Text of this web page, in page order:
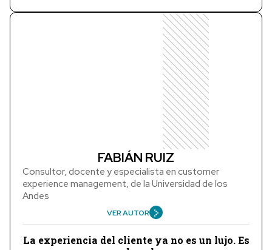
FABIÁN RUIZ
Consultor, docente y especialista en customer
experience management, de la Universidad de los
Andes
VER AUTOR
La experiencia del cliente ya no es un lujo. Es